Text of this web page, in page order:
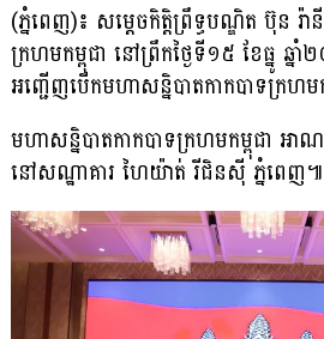
(ភ្នំពេញ)៖ សម្ដេចកិត្ដិព្រឹទ្ធបណ្ឌិត ប៊ុន
ក្រហមកម្ពុជា នៅព្រឹកថ្ងៃទី១៥ ខែធ្នូ ឆ្ន
អញ្ជើញបើកមហាសន្និបាតកាកបាទក្រហ
មហាសន្និបាតកាកបាទក្រហមកម្ពុជា អាណ
នៅសណ្ឋាគារ ហៃយ៉ាត់ រីជិនស៊ី ភ្នំពេញ៕